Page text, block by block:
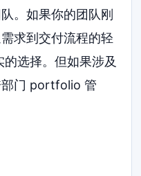
。如果你的团队刚
求到交付流程的轻
选择。但如果涉及
部门 portfolio 管